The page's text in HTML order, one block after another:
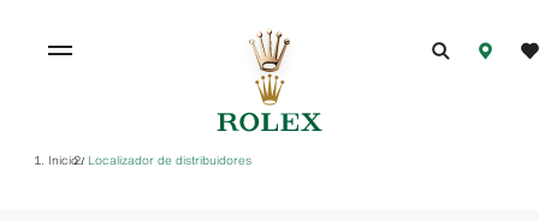
Inicio/ Localizador de distribuidores